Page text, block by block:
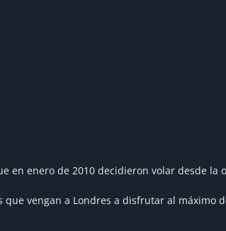
en enero de 2010 decidieron volar
vengan a Londres a disfrutar al máximo